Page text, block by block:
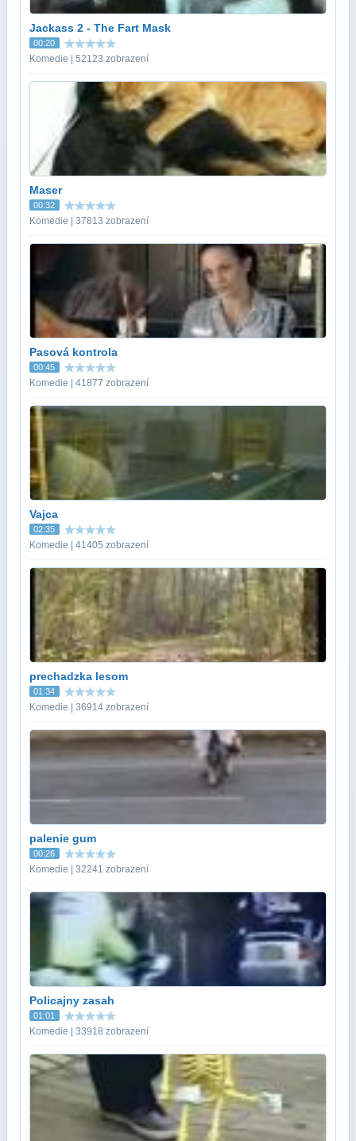
Jackass 2 - The Fart Mask
00:20
Komedie | 52123 zobrazení
Maser
00:32
Komedie | 37813 zobrazení
Pasová kontrola
00:45
Komedie | 41877 zobrazení
Vajca
02:35
Komedie | 41405 zobrazení
prechadzka lesom
01:34
Komedie | 36914 zobrazení
palenie gum
00:26
Komedie | 32241 zobrazení
Policajny zasah
01:01
Komedie | 33918 zobrazení